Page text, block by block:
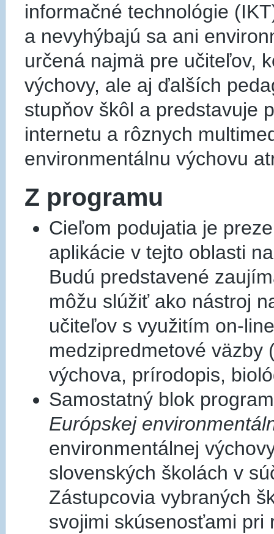
informačné technológie
a nevyhýbajú sa ani
určená najmä pre učiteľov,
výchovy, ale aj ďalších
stupňov škôl a predstavuje
internetu a rôznych
environmentálnu výchovu
Z programu
Cieľom podujatia je
aplikácie v tejto oblasti
Budú predstavené
môžu slúžiť ako nástroj
učiteľov s využitím on-
medzipredmetové väzby
výchova, prírodopis,
Samostatný blok
Európskej
environmentálnej
slovenských školách v
Zástupcovia vybraných
svojimi skúsenosťami pri